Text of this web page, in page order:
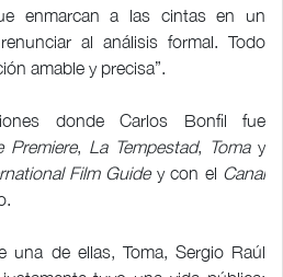
enmarcan a las cintas en un
al análisis formal. Todo
amable y precisa”.
donde Carlos Bonfil fue
Premiere, La Tempestad, Tomay
Film Guidey con el Canal
una de ellas, Toma, Sergio Raúl